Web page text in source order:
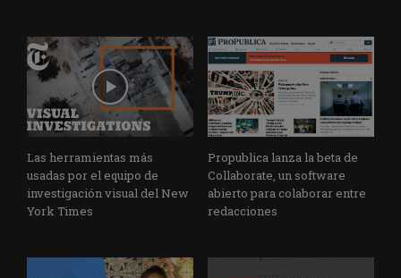
Las herramientas más
usadas por el equipo de
investigación visual del New
York Times
Propublica lanza la beta de
Collaborate, un software
abierto para colaborar entre
redacciones